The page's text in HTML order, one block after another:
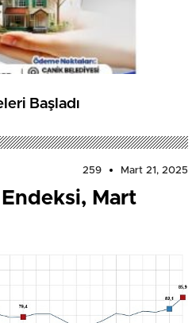
Başladı
259 Mart 21, 2025
Mart